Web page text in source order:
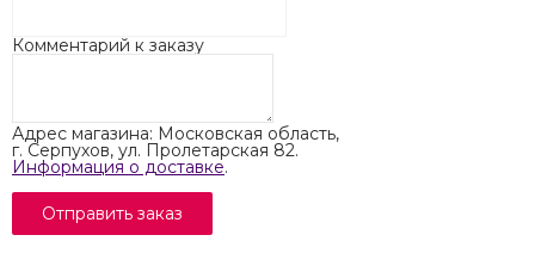
Комментарий к заказу
Адрес магазина: Московская область,
г. Серпухов, ул. Пролетарская 82.
Информация о доставке.